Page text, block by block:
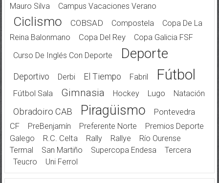
Mauro Silva
Campus Vacaciones Verano
Ciclismo COBSAD Compostela
Copa De La
Reina Balonmano
Copa Del Rey
Copa Galicia FSF
Curso De Inglés Con Deporte
Deporte
Deportivo Derbi El Tiempo Fabril Fútbol
Fútbol Sala Gimnasia Hockey Lugo Natación
Obradoiro CAB Piragüismo
Pontevedra
CF
PreBenjamín Preferente Norte
Premios Deporte
Galego
R.C. Celta Rally Rallye
Río Ourense
Termal
San Martiño Supercopa Endesa
Tercera
Teucro
Uni Ferrol